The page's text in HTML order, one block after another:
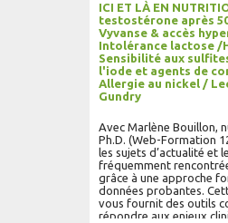
ICI ET LÀ EN
testostérone après
Vyvanse & accès
Intolérance lactose /
Sensibilité aux
l'iode et agents de
Allergie au nickel /
Gundry
Avec Marlène Bouillon,
Ph.D. (Web-Formation
les sujets d’actualité et
fréquemment
grâce à une approche
données probantes.
vous fournit des outils
répondre aux enjeux